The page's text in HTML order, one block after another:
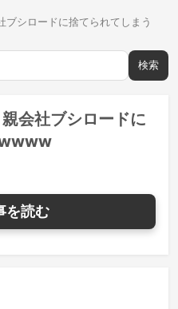
ブシロードに捨てられてしまう
検索
会社ブシロードに
を読む